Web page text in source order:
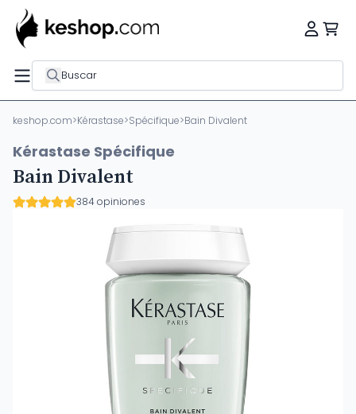
Buscar
keshop.com>Kérastase>Spécifique>Bain Divalent
Kérastase Spécifique
Bain Divalent
384 opiniones